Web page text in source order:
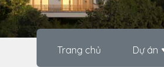
Trang chủ Dự án